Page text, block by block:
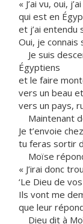
« J’ai vu, oui,
qui est en
et j’ai entendu
Oui, je connais
Je suis
Égyptiens
et le faire
vers un beau
vers un pays,
Maintenant
Je t’envoie
tu feras sortir
Moïse
« J’irai donc
‘Le Dieu de
Ils vont me
que leur
Dieu dit à